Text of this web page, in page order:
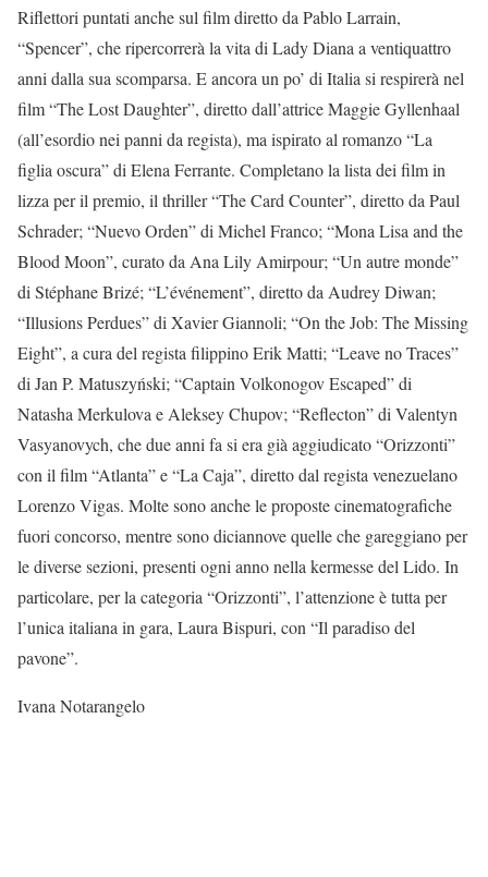
Riflettori puntati anche sul film diretto da Pablo Larrain,
“Spencer”, che ripercorrerà la vita di Lady Diana a ventiquattro
anni dalla sua scomparsa. E ancora un po’ di Italia si respirerà nel
film “The Lost Daughter”, diretto dall’attrice Maggie Gyllenhaal
(all’esordio nei panni da regista), ma ispirato al romanzo “La
figlia oscura” di Elena Ferrante. Completano la lista dei film in
lizza per il premio, il thriller “The Card Counter”, diretto da Paul
Schrader; “Nuevo Orden” di Michel Franco; “Mona Lisa and the
Blood Moon”, curato da Ana Lily Amirpour; “Un autre monde”
di Stéphane Brizé; “L’événement”, diretto da Audrey Diwan;
“Illusions Perdues” di Xavier Giannoli; “On the Job: The Missing
Eight”, a cura del regista filippino Erik Matti; “Leave no Traces”
di Jan P. Matuszyński; “Captain Volkonogov Escaped” di
Natasha Merkulova e Aleksey Chupov; “Reflecton” di Valentyn
Vasyanovych, che due anni fa si era già aggiudicato “Orizzonti”
con il film “Atlanta” e “La Caja”, diretto dal regista venezuelano
Lorenzo Vigas. Molte sono anche le proposte cinematografiche
fuori concorso, mentre sono diciannove quelle che gareggiano per
le diverse sezioni, presenti ogni anno nella kermesse del Lido. In
particolare, per la categoria “Orizzonti”, l’attenzione è tutta per
l’unica italiana in gara, Laura Bispuri, con “Il paradiso del
pavone”.
Ivana Notarangelo